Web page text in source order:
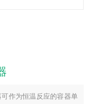
作为恒温反应的容器单